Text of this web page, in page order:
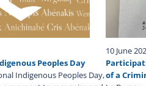
Peoples Day
Indigenous Peoples Day,
10 June
of a